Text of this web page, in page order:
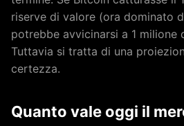
riserve di valore (ora dominato
potrebbe avvicinarsi a 1 milione
Tuttavia si tratta di una
certezza.
Quanto vale oggi il